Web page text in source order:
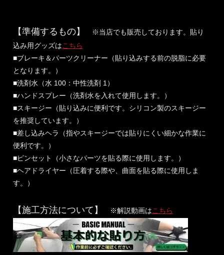
【準備するもの】
※当店でも販売しております。貼り
込み用グッズはこちら
■ブレーキ＆パーツクリーナー（貼り込みする前の脱脂に必要
となります。）
■洗剤水（水 100：中性洗剤 1）
■ハンドスプレー（洗剤水を入れて使用します。）
■スキージー（貼り込みに便利です。シリコン製のスキージー
を推奨しています。）
■差し込みヘラ（指やスキージーでは貼りにくい細かな作業に
便利です。）
■ピンセット（小さなパーツを貼る際に使用します。）
■ヘアドライヤー（圧着する際や、曲面を貼る際に使用しま
す。）
【施工方法について】 ※解説動画はこちら